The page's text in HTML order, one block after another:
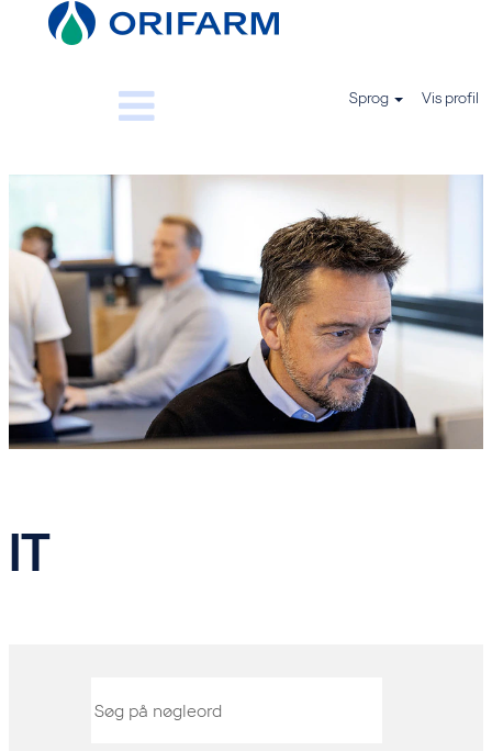
Sprog Vis profil
DK
IT